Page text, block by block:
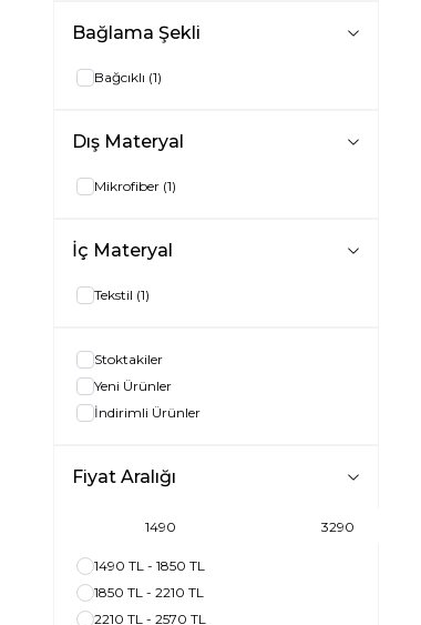
Bağlama Şekli
Bağcıklı (1)
Dış Materyal
Mikrofiber (1)
İç Materyal
Tekstil (1)
Stoktakiler
Yeni Ürünler
İndirimli Ürünler
Fiyat Aralığı
1490 TL - 1850 TL
1850 TL - 2210 TL
2210 TL - 2570 TL